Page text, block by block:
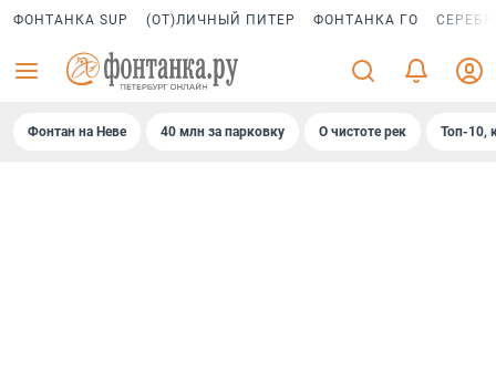
ФОНТАНКА SUP (ОТ)ЛИЧНЫЙ ПИТЕР ФОНТАНКА ГО
Фонтан на Неве 40 млн за парковку О чистоте рек Топ-10,